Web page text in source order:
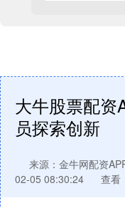
大牛股票配资
员探索创新
来源：金牛网配资
02-05 08:30:24
查看